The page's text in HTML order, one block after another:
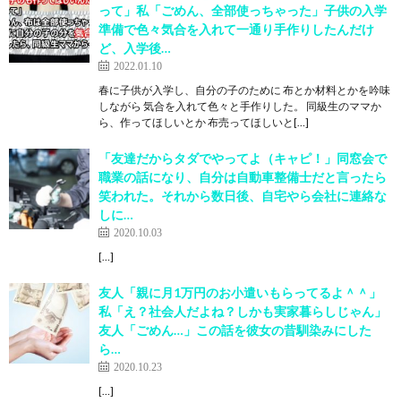
って」私「ごめん、全部使っちゃった」子供の入学
準備で色々気合を入れて一通り手作りしたんだけ
ど、入学後…
2022.01.10
春に子供が入学し、自分の子のために 布とか材料とかを吟味
しながら 気合を入れて色々と手作りした。 同級生のママか
ら、作ってほしいとか 布売ってほしいと[…]
「友達だからタダでやってよ（キャピ！」同窓会で
職業の話になり、自分は自動車整備士だと言ったら
笑われた。それから数日後、自宅やら会社に連絡な
しに…
2020.10.03
[…]
友人「親に月1万円のお小遣いもらってるよ＾＾」
私「え？社会人だよね？しかも実家暮らしじゃん」
友人「ごめん…」この話を彼女の昔馴染みにした
ら…
2020.10.23
[…]